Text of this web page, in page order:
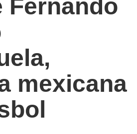
Fernando
mexicana